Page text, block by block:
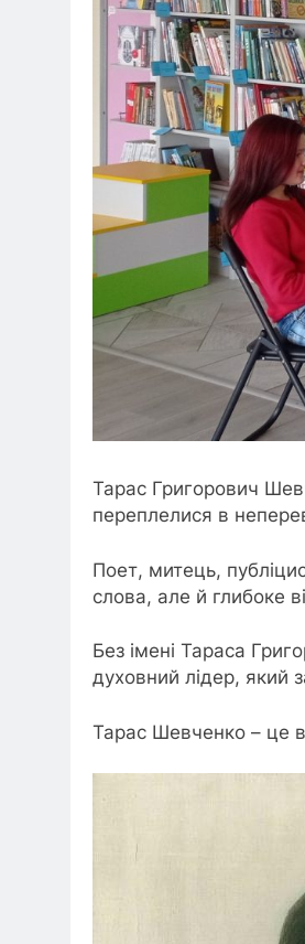
Тарас Григорович
переплелися в
Поет, митець,
слова, але й глибоке
Без імені Тараса
духовний лідер, який
Тарас Шевченко – це